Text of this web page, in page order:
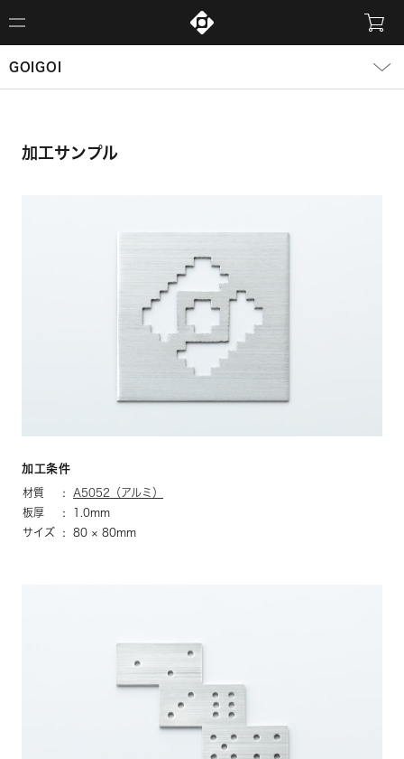
GOIGOI
加工サンプル
加工条件
材質
A5052（アルミ）
板厚
1.0mm
サイズ
80 × 80mm